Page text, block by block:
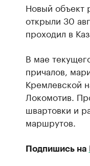
Новый объект
открыли 30
проходил в
В мае
причалов,
Кремлевской
Локомотив.
швартовки и
маршрутов.
Подпишись на